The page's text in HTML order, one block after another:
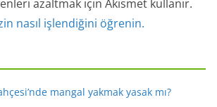
azaltmak için Akismet kullanır.
nasıl işlendiğini öğrenin.
mangal yakmak yasak mı?